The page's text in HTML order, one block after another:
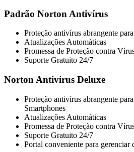
Padrão Norton Antivírus
Proteção antivírus abrangente
Atualizações Automáticas
Promessa de Proteção contra
Suporte Gratuito 24/7
Norton Antivírus Deluxe
Proteção antivírus abrangente
Smartphones
Atualizações Automáticas
Promessa de Proteção contra
Suporte Gratuito 24/7
Portal conveniente para gerenciar